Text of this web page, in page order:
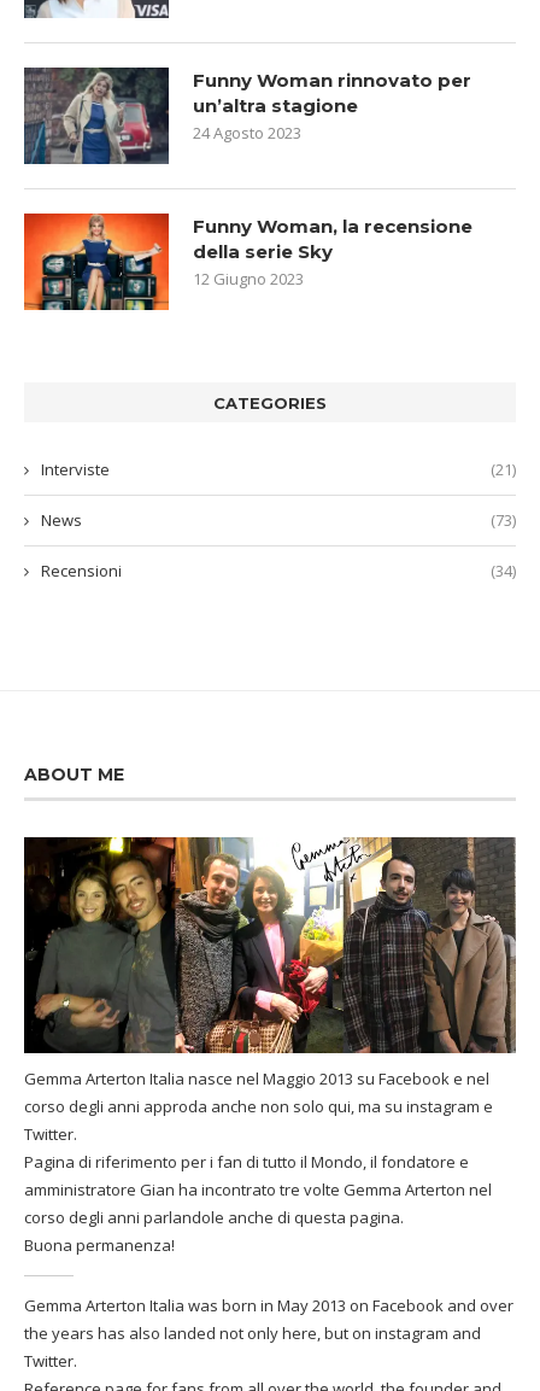
Funny Woman rinnovato per
un’altra stagione
24 Agosto 2023
Funny Woman, la recensione
della serie Sky
12 Giugno 2023
CATEGORIES
Interviste (21)
News (73)
Recensioni (34)
ABOUT ME
Gemma Arterton Italia nasce nel Maggio 2013 su Facebook e nel
corso degli anni approda anche non solo qui, ma su instagram e
Twitter.
Pagina di riferimento per i fan di tutto il Mondo, il fondatore e
amministratore Gian ha incontrato tre volte Gemma Arterton nel
corso degli anni parlandole anche di questa pagina.
Buona permanenza!
Gemma Arterton Italia was born in May 2013 on Facebook and over
the years has also landed not only here, but on instagram and
Twitter.